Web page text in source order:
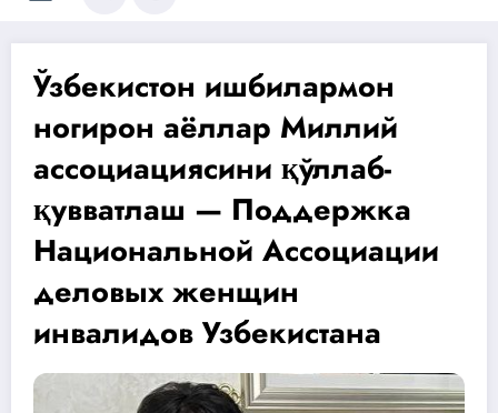
Ўзбекистон ишбилармон
ногирон аёллар Миллий
ассоциациясини қўллаб-
қувватлаш — Поддержка
Национальной Ассоциации
деловых женщин
инвалидов Узбекистана